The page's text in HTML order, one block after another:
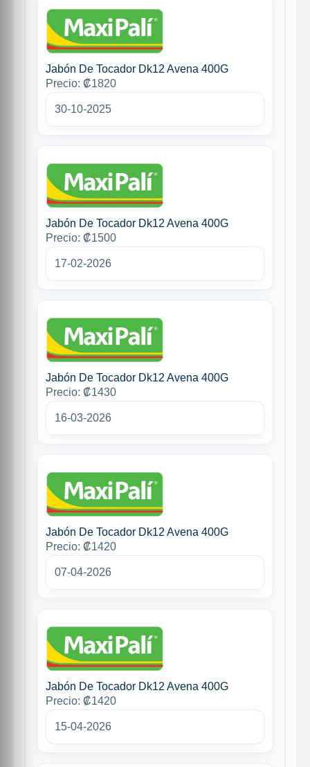
Jabón De Tocador Dk12 Avena 400G
Precio: ₡1820
30-10-2025
Jabón De Tocador Dk12 Avena 400G
Precio: ₡1500
17-02-2026
Jabón De Tocador Dk12 Avena 400G
Precio: ₡1430
16-03-2026
Jabón De Tocador Dk12 Avena 400G
Precio: ₡1420
07-04-2026
Jabón De Tocador Dk12 Avena 400G
Precio: ₡1420
15-04-2026